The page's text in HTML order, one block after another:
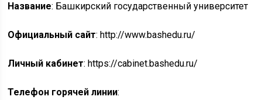
Название: Башкирский государственный университет
Официальный сайт: http://www.bashedu.ru/
Личный кабинет: https://cabinet.bashedu.ru/
Телефон горячей линии: